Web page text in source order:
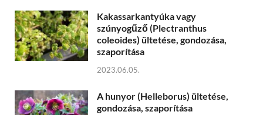
Kakassarkantyúka vagy
szúnyogűző (Plectranthus
coleoides) ültetése, gondozása,
szaporítása
2023.06.05.
A hunyor (Helleborus) ültetése,
gondozása, szaporítása